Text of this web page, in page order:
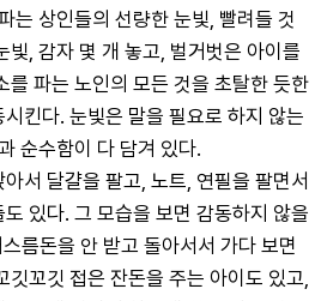
는 상인들의 선량한 눈빛, 빨려들 것
빛, 감자 몇 개 놓고, 벌거벗은 아이를
를 파는 노인의 모든 것을 초탈한 듯한
킨다. 눈빛은 말을 필요로 하지 않는
순수함이 다 담겨 있다.
서 달걀을 팔고, 노트, 연필을 팔면서
있다. 그 모습을 보면 감동하지 않을
름돈을 안 받고 돌아서서 가다 보면
꼬깃 접은 잔돈을 주는 아이도 있고,